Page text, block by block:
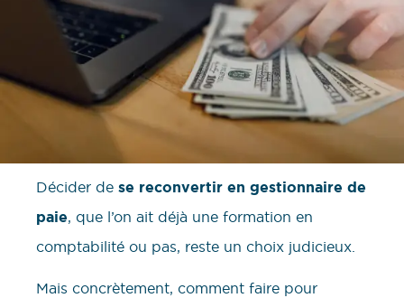
Décider de se reconvertir en gestionnaire de
paie, que l’on ait déjà une formation en
comptabilité ou pas, reste un choix judicieux.
Mais concrètement, comment faire pour